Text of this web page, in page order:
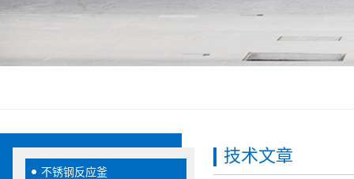
不锈钢反应釜
技术文章